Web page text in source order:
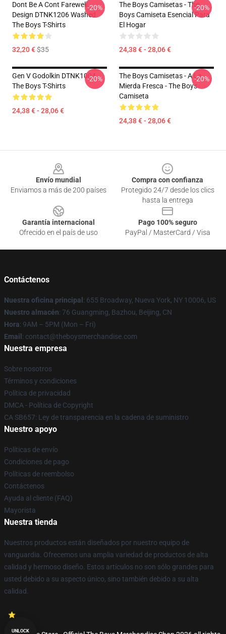
Dont Be A Cont Farewell
Design DTNK1206 Washed
The Boys T-Shirts
32,20 €$35
-20%
The Boys Camisetas - The
Boys Camiseta Esencial Para
El Hogar
24,38 € - 28,06 €
-20%
Gen V Godolkin DTNK1004
The Boys T-Shirts
24,38 € - 28,06 €
-20%
The Boys Camisetas - A La
Mierda Fresca - The Boys
Camiseta
24,38 € - 28,06 €
-20%
Envío mundial
Enviamos a más de 200 países
Compra con confianza
Protegido 24/7 desde los clics
hasta la entrega
Garantía internacional
Ofrecido en el país de uso
Pago 100% seguro
PayPal / MasterCard / Visa
Contáctenos
Nuestra oficina principal : 655 Broadway, Nueva York, NY 10006, US
Nuestro almacén: 76 Guangming, Bazhou, Beijing, CN
Hora: 9AM – 5PM (Mon – Fri)
Email : contact@theboysmerchandise.com
Nuestra empresa
Sobre nosotros
Términos y condiciones
Política de privacidad
DMCA - Política de Copyright
CA SB657: Ley de transparencia en la cadena de suministro
Nuestro apoyo
Políticas de envío
Condiciones de pago
Políticas de reembolso
Contáctenos
Ayuda al cliente (FAQ)
Mayorista
Nuestra tienda
Nuestros productos están diseñados por nuestro equipo de
vanguardia. Ofrecemos una amplia variedad de productos de alta
calidad y hermoso diseño. Estos artículos no son sólo grandes para
usted debido a su aspecto único, sino también debido a su alta
calidad.
UNLOCK